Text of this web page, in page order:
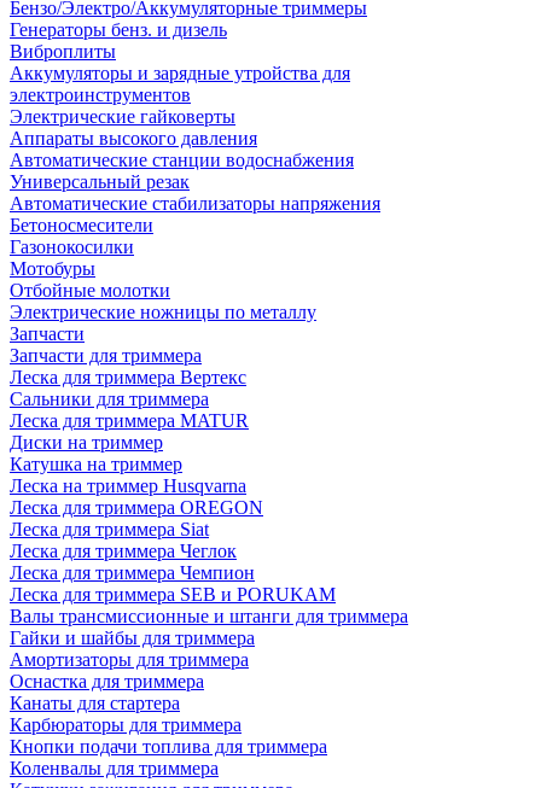
Бензо/Электро/Аккумуляторные триммеры
Генераторы бенз. и дизель
Виброплиты
Аккумуляторы и зарядные утройства для
электроинструментов
Электрические гайковерты
Аппараты высокого давления
Автоматические станции водоснабжения
Универсальный резак
Автоматические стабилизаторы напряжения
Бетоносмесители
Газонокосилки
Мотобуры
Отбойные молотки
Электрические ножницы по металлу
Запчасти
Запчасти для триммера
Леска для триммера Вертекс
Сальники для триммера
Леска для триммера MATUR
Диски на триммер
Катушка на триммер
Леска на триммер Husqvarna
Леска для триммера OREGON
Леска для триммера Siat
Леска для триммера Чеглок
Леска для триммера Чемпион
Леска для триммера SEB и PORUKAM
Валы трансмиссионные и штанги для триммера
Гайки и шайбы для триммера
Амортизаторы для триммера
Оснастка для триммера
Канаты для стартера
Карбюраторы для триммера
Кнопки подачи топлива для триммера
Коленвалы для триммера